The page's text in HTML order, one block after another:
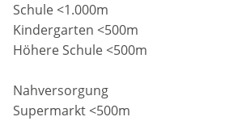
Schule <1.000m
Kindergarten <500m
Höhere Schule <500m
Nahversorgung
Supermarkt <500m